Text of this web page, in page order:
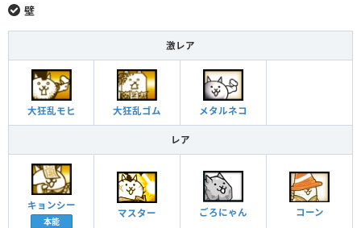
壁
激レア
大狂乱モヒ 大狂乱ゴム メタルネコ
レア
キョンシー
本能
マスター ごろにゃん コーン